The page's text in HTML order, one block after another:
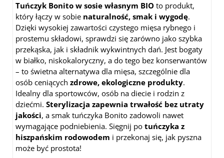
Tuńczyk Bonito w sosie własnym BIO to produkt,
który łączy w sobie naturalność, smak i wygodę.
Dzięki wysokiej zawartości czystego mięsa rybnego i
prostemu składowi, sprawdzi się zarówno jako szybka
przekąska, jak i składnik wykwintnych dań. Jest bogaty
w białko, niskokaloryczny, a do tego bez konserwantów
– to świetna alternatywa dla mięsa, szczególnie dla
osób ceniących zdrowe, ekologiczne produkty.
Idealny dla sportowców, osób na diecie i rodzin z
dziećmi. Sterylizacja zapewnia trwałość bez utraty
jakości, a smak tuńczyka Bonito zadowoli nawet
wymagające podniebienia. Sięgnij po tuńczyka z
hiszpańskim rodowodem i przekonaj się, jak pyszna
może być prostota!